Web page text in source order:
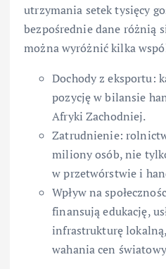
utrzymania setek tysięcy
bezpośrednie dane różnią
można wyróżnić kilka
Dochody z eksportu:
pozycję w bilansie
Afryki Zachodniej.
Zatrudnienie:
miliony osób, nie
w przetwórstwie i
Wpływ na
finansują edukację,
infrastrukturę
wahania cen